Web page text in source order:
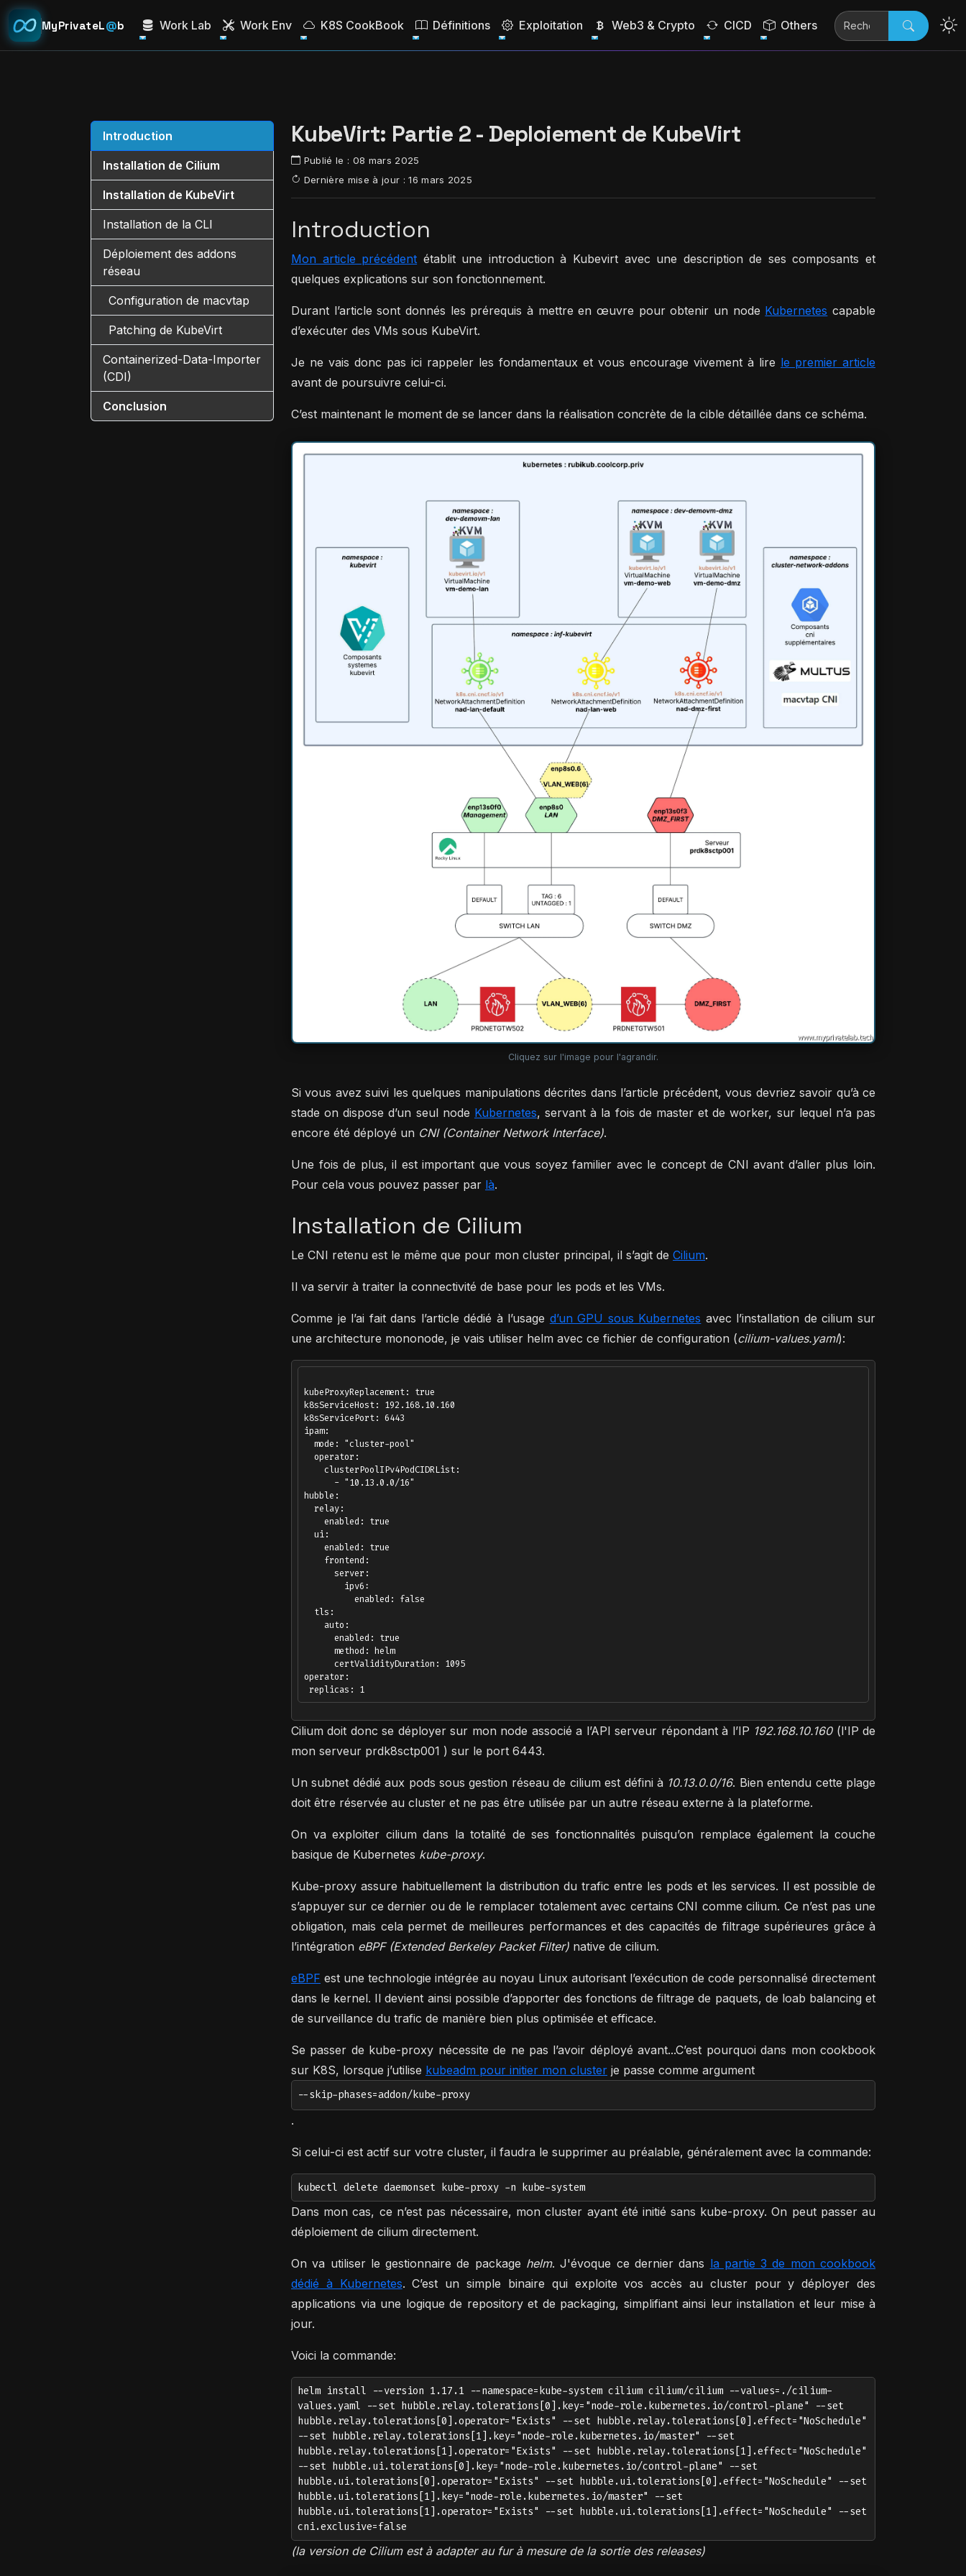
MyPrivateL@b Work Lab Work Env K8S CookBook Définitions Exploitation Web3 & Crypto CICD Others
Introduction
Installation de Cilium
Installation de KubeVirt
Installation de la CLI
Déploiement des addons
réseau
Configuration de macvtap
Patching de KubeVirt
Containerized-Data-Importer
(CDI)
Conclusion
KubeVirt: Partie 2 - Deploiement de KubeVirt
Publié le : 08 mars 2025
Dernière mise à jour :16 mars 2025
Introduction
Mon article précédent établit une introduction à Kubevirt avec une description de ses composants et
quelques explications sur son fonctionnement.
Durant l’article sont donnés les prérequis à mettre en œuvre pour obtenir un node Kubernetes capable
d’exécuter des VMs sous KubeVirt.
Je ne vais donc pas ici rappeler les fondamentaux et vous encourage vivement à lire le premier article
avant de poursuivre celui-ci.
C’est maintenant le moment de se lancer dans la réalisation concrète de la cible détaillée dans ce schéma.
Cliquez sur l'image pour l'agrandir.
Si vous avez suivi les quelques manipulations décrites dans l’article précédent, vous devriez savoir qu’à ce
stade on dispose d’un seul node Kubernetes, servant à la fois de master et de worker, sur lequel n’a pas
encore été déployé un CNI (Container Network Interface).
Une fois de plus, il est important que vous soyez familier avec le concept de CNI avant d’aller plus loin.
Pour cela vous pouvez passer par là.
Installation de Cilium
Le CNI retenu est le même que pour mon cluster principal, il s’agit de Cilium.
Il va servir à traiter la connectivité de base pour les pods et les VMs.
Comme je l’ai fait dans l’article dédié à l’usage d’un GPU sous Kubernetes avec l’installation de cilium sur
une architecture mononode, je vais utiliser helm avec ce fichier de configuration (cilium-values.yaml):
kubeProxyReplacement: true
k8sServiceHost: 192.168.10.160
k8sServicePort: 6443
ipam:
  mode: "cluster-pool"
  operator:
    clusterPoolIPv4PodCIDRList:
      - "10.13.0.0/16"
hubble:
  relay:
    enabled: true
  ui:
    enabled: true
    frontend:
      server:
        ipv6:
          enabled: false
  tls:
    auto:
      enabled: true
      method: helm
      certValidityDuration: 1095
operator:
Cilium doit donc se déployer sur mon node associé a l’API serveur répondant à l’IP 192.168.10.160(l'IP de
mon serveur prdk8sctp001 ) sur le port 6443.
Un subnet dédié aux pods sous gestion réseau de cilium est défini à 10.13.0.0/16. Bien entendu cette plage
doit être réservée au cluster et ne pas être utilisée par un autre réseau externe à la plateforme.
On va exploiter cilium dans la totalité de ses fonctionnalités puisqu’on remplace également la couche
basique de Kubernetes kube-proxy.
Kube-proxy assure habituellement la distribution du trafic entre les pods et les services. Il est possible de
s’appuyer sur ce dernier ou de le remplacer totalement avec certains CNI comme cilium. Ce n’est pas une
obligation, mais cela permet de meilleures performances et des capacités de filtrage supérieures grâce à
l’intégration eBPF (Extended Berkeley Packet Filter) native de cilium.
eBPF est une technologie intégrée au noyau Linux autorisant l’exécution de code personnalisé directement
dans le kernel. Il devient ainsi possible d’apporter des fonctions de filtrage de paquets, de loab balancing et
de surveillance du trafic de manière bien plus optimisée et efficace.
Se passer de kube-proxy nécessite de ne pas l’avoir déployé avant...C’est pourquoi dans mon cookbook
sur K8S, lorsque j’utilise kubeadm pour initier mon cluster je passe comme argument
--skip-phases=addon/kube-proxy
.
Si celui-ci est actif sur votre cluster, il faudra le supprimer au préalable, généralement avec la commande:
kubectl delete daemonset kube-proxy -n kube-system
Dans mon cas, ce n’est pas nécessaire, mon cluster ayant été initié sans kube-proxy. On peut passer au
déploiement de cilium directement.
On va utiliser le gestionnaire de package helm. J'évoque ce dernier dans la partie 3 de mon cookbook
dédié à Kubernetes. C’est un simple binaire qui exploite vos accès au cluster pour y déployer des
applications via une logique de repository et de packaging, simplifiant ainsi leur installation et leur mise à
jour.
Voici la commande:
helm install --version 1.17.1 --namespace=kube-system cilium cilium/cilium --values=./cilium-
values.yaml --set hubble.relay.tolerations[0].key="node-role.kubernetes.io/control-plane" --set
hubble.relay.tolerations[0].operator="Exists" --set hubble.relay.tolerations[0].effect="NoSchedule"
--set hubble.relay.tolerations[1].key="node-role.kubernetes.io/master" --set
hubble.relay.tolerations[1].operator="Exists" --set hubble.relay.tolerations[1].effect="NoSchedule"
--set hubble.ui.tolerations[0].key="node-role.kubernetes.io/control-plane" --set
hubble.ui.tolerations[0].operator="Exists" --set hubble.ui.tolerations[0].effect="NoSchedule" --set
hubble.ui.tolerations[1].key="node-role.kubernetes.io/master" --set
hubble.ui.tolerations[1].operator="Exists" --set hubble.ui.tolerations[1].effect="NoSchedule" --set
cni.exclusive=false
(la version de Cilium est à adapter au fur à mesure de la sortie des releases)